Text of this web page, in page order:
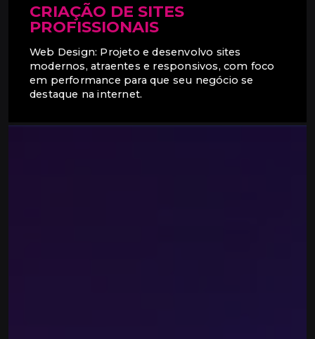
CRIAÇÃO DE SITES
PROFISSIONAIS
Web Design: Projeto e desenvolvo sites
modernos, atraentes e responsivos, com foco
em performance para que seu negócio se
destaque na internet.